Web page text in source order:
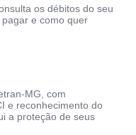
os débitos do seu
e como quer
MG, com
e reconhecimento do
a proteção de seus